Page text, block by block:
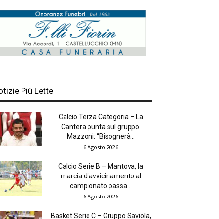
Più Lette
Calcio Terza Categoria – La
Cantera punta sul gruppo.
Mazzoni: “Bisognerà...
6 Agosto 2026
Calcio Serie B – Mantova, la
marcia d’avvicinamento al
campionato passa...
6 Agosto 2026
Basket Serie C – Gruppo Saviola,